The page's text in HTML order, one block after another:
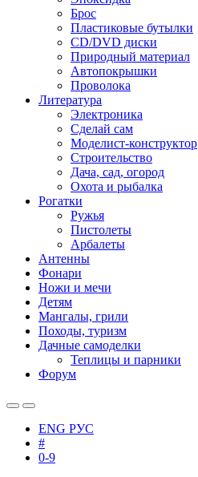
Брос
Пластиковые бутылки
CD/DVD диски
Природный материал
Автопокрышки
Проволока
Литература
Электроника
Сделай сам
Моделист-конструктор
Строительство
Дача, сад, огород
Охота и рыбалка
Рогатки
Ружья
Пистолеты
Арбалеты
Антенны
Фонари
Ножи и мечи
Детям
Мангалы, грили
Походы, туризм
Дачные самоделки
Теплицы и парники
Форум
ENG РУС
#
0-9